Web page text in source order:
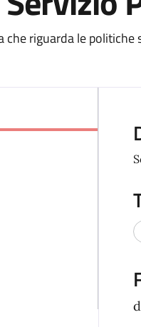
che riguarda le politiche